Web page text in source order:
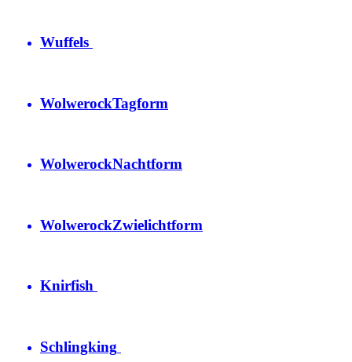
Wuffels
WolwerockTagform
WolwerockNachtform
WolwerockZwielichtform
Knirfish
Schlingking